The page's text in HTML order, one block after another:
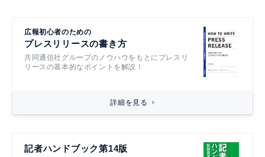
広報初心者のための
プレスリリースの書き方
共同通信社グループのノウハウをもとにプレスリ
リースの基本的なポイントを解説！
詳細を見る
記者ハンドブック第14版